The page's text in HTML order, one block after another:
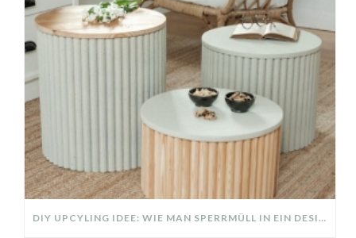
DIY UPCYLING IDEE: WIE MAN SPERRMÜLL IN EIN DESIGNER TEIL VERWANDELT